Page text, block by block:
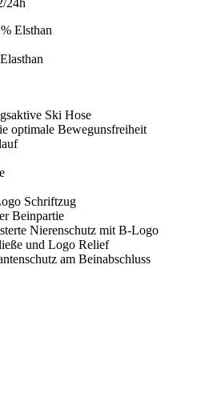
Elsthan
Ski Hose
optimale Bewegunsfreiheit
Schriftzug
Beinpartie
Nierenschutz mit B-Logo
und Logo Relief
am Beinabschluss